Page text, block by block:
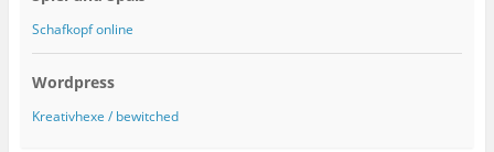
Schafkopf online
Wordpress
Kreativhexe / bewitched